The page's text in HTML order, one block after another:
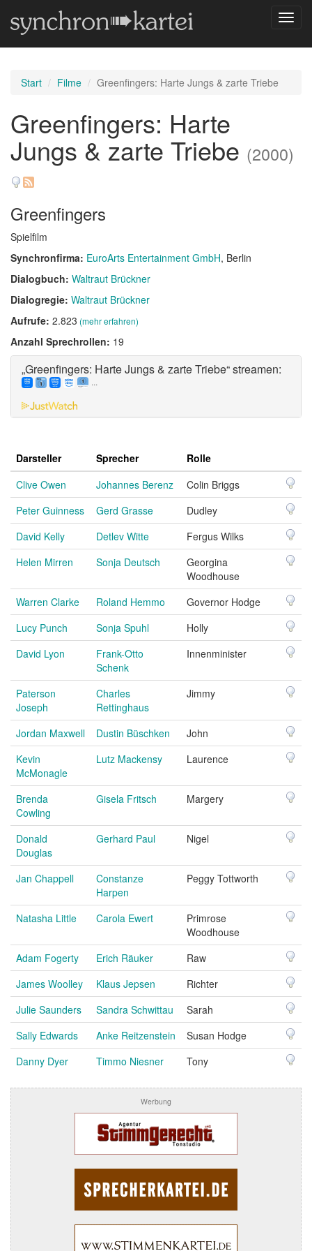
Start Filme Greenfingers: Harte Jungs & zarte Triebe
Greenfingers: Harte
Jungs & zarte Triebe (2000)
Greenfingers
Spielfilm
Synchronfirma: EuroArts Entertainment GmbH, Berlin
Dialogbuch: Waltraut Brückner
Dialogregie: Waltraut Brückner
Aufrufe: 2.823 (mehr erfahren)
Anzahl Sprechrollen: 19
„Greenfingers: Harte Jungs & zarte Triebe“ streamen:
...
Darsteller Sprecher
Rolle
Clive Owen
Johannes Berenz
Colin Briggs
Peter Guinness
Gerd Grasse
Dudley
David Kelly
Detlev Witte
Fergus Wilks
Helen Mirren
Sonja Deutsch
Georgina
Woodhouse
Warren Clarke
Roland Hemmo
Governor Hodge
Lucy Punch
Sonja Spuhl
Holly
David Lyon
Frank-Otto
Schenk
Innenminister
Paterson
Joseph
Charles
Rettinghaus
Jimmy
Jordan Maxwell Dustin Büschken
John
Kevin
McMonagle
Lutz Mackensy Laurence
Brenda
Cowling
Gisela Fritsch Margery
Donald
Douglas
Gerhard Paul Nigel
Jan Chappell
Constanze
Harpen
Peggy Tottworth
Natasha Little Carola Ewert
Primrose
Woodhouse
Adam Fogerty
Erich Räuker
Raw
James Woolley
Klaus Jepsen
Richter
Julie Saunders
Sandra Schwittau
Sarah
Sally Edwards
Anke Reitzenstein
Susan Hodge
Danny Dyer
Timmo Niesner Tony
Werbung